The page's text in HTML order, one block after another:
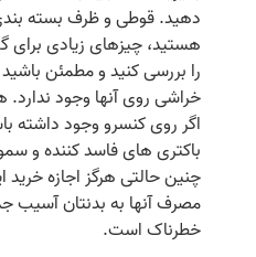
دهید‌. قوطی و ظرف بسته‌
هستید، چیزهای زیادی
را بررسی کنید و مطمئن
خراشی روی آنها وجود ندارد.
اگر روی کنسرو وجود داشته
باکتری‌ های فاسد کننده و
چنین حالتی هرگز اجازه خرید
مصرف آنها به بدنتان آسیب
خطرناک است.